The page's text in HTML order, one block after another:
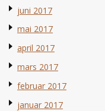
juni 2017
mai 2017
april 2017
mars 2017
februar 2017
januar 2017